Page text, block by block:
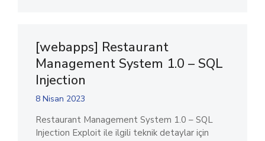
[webapps] Restaurant
Management System 1.0 – SQL
Injection
8 Nisan 2023
Restaurant Management System 1.0 – SQL
Injection Exploit ile ilgili teknik detaylar için